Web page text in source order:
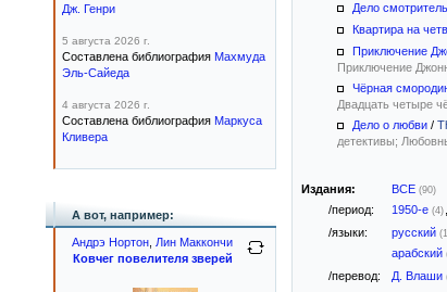
Дело
Квартира на
Приключение
Приключение
Чёрная
Двадцать четыре
Дело о любви /
детективы;
Издания: ВСЕ (90)
/период: 1950-е (4)
/языки: русский
арабский
/перевод: Д. Влаши
Дж. Генри
5 августа 2026 г.
Составлена библиография Махмуда
Эль-Сайеда
4 августа 2026 г.
Составлена библиография Маркуса
Кливера
А вот, например:
Андрэ Нортон Лин Маккончи
Ковчег повелителя зверей